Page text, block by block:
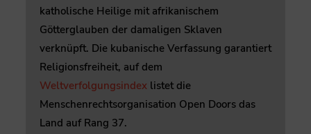
katholische Heilige mit afrikanischem
Götterglauben der damaligen Sklaven
verknüpft. Die kubanische Verfassung garantiert
Religionsfreiheit, auf dem
Weltverfolgungsindex listet die
Menschenrechtsorganisation Open Doors das
Land auf Rang 37.